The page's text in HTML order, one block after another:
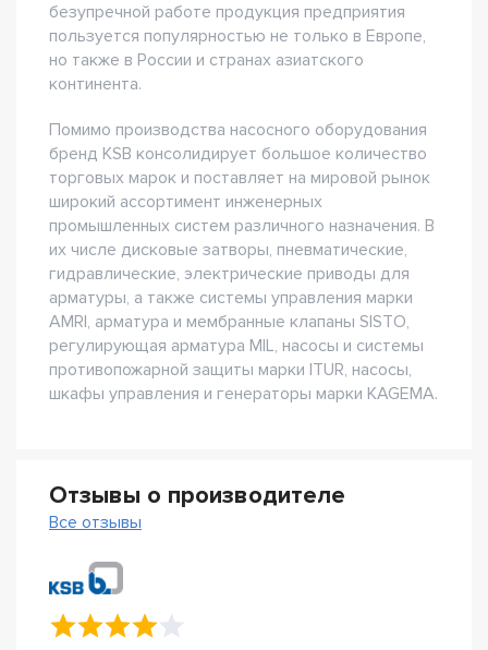
безупречной работе продукция предприятия
пользуется популярностью не только в Европе,
но также в России и странах азиатского
континента.
Помимо производства насосного оборудования
бренд KSB консолидирует большое количество
торговых марок и поставляет на мировой рынок
широкий ассортимент инженерных
промышленных систем различного назначения. В
их числе дисковые затворы, пневматические,
гидравлические, электрические приводы для
арматуры, а также системы управления марки
AMRI, арматура и мембранные клапаны SISTO,
регулирующая арматура MIL, насосы и системы
противопожарной защиты марки ITUR, насосы,
шкафы управления и генераторы марки KAGEMA.
Отзывы о производителе
Все отзывы